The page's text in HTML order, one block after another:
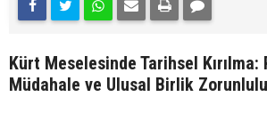
Kürt Meselesinde Tarihsel
Müdahale ve Ulusal Birlik